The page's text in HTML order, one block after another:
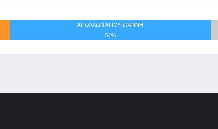
ΑΠΟΛΛΩΝ ΑΓΙΟΥ ΙΩΑΝΝΗ
54%